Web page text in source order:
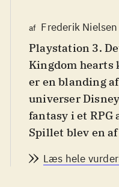
af Frederik Nielsen
Playstation 3.
Kingdom hearts
er en blanding
universer
fantasy i et RPG
Spillet blev en
platforme og i
Læs hele